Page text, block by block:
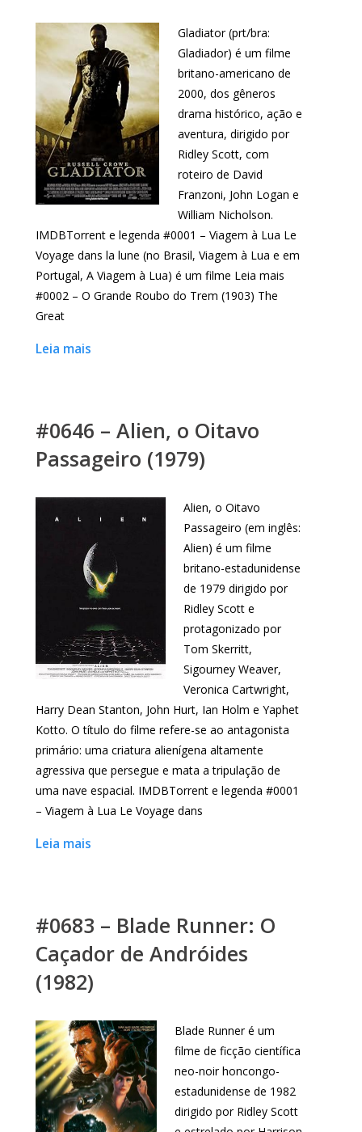
Gladiator (prt/bra:
Gladiador) é um filme
britano-americano de
2000, dos gêneros
drama histórico, ação e
aventura, dirigido por
Ridley Scott, com
roteiro de David
Franzoni, John Logan e
William Nicholson.
IMDBTorrent e legenda #0001 – Viagem à Lua Le
Voyage dans la lune (no Brasil, Viagem à Lua e em
Portugal, A Viagem à Lua) é um filme Leia mais
#0002 – O Grande Roubo do Trem (1903) The
Great
Leia mais
#0646 – Alien, o Oitavo
Passageiro (1979)
Alien, o Oitavo
Passageiro (em inglês:
Alien) é um filme
britano-estadunidense
de 1979 dirigido por
Ridley Scott e
protagonizado por
Tom Skerritt,
Sigourney Weaver,
Veronica Cartwright,
Harry Dean Stanton, John Hurt, Ian Holm e Yaphet
Kotto. O título do filme refere-se ao antagonista
primário: uma criatura alienígena altamente
agressiva que persegue e mata a tripulação de
uma nave espacial. IMDBTorrent e legenda #0001
– Viagem à Lua Le Voyage dans
Leia mais
#0683 – Blade Runner: O
Caçador de Andróides
(1982)
Blade Runner é um
filme de ficção científica
neo-noir honcongo-
estadunidense de 1982
dirigido por Ridley Scott